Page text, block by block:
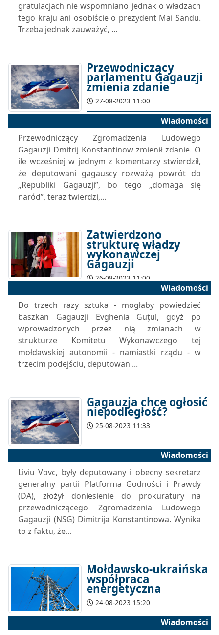
gratulacjach nie wspomniano jednak o władzach
tego kraju ani osobiście o prezydent Mai Sandu.
Trzeba jednak zauważyć, ...
Przewodniczący
parlamentu Gagauzji
zmienia zdanie
27-08-2023 11:00
Wiadomości
Przewodniczący Zgromadzenia Ludowego
Gagauzji Dmitrij Konstantinow zmienił zdanie. O
ile wcześniej w jednym z komentarzy stwierdził,
że deputowani gagauscy rozważą powrót do
„Republiki Gagauzji”, bo tego „domaga się
naród”, teraz twierdzi,...
Zatwierdzono
strukturę władzy
wykonawczej
Gagauzji
26-08-2023 11:00
Wiadomości
Do trzech razy sztuka - mogłaby powiedzieć
baszkan Gagauzji Evghenia Guțul, gdyż po
wprowadzonych przez nią zmianach w
strukturze Komitetu Wykonawczego tej
mołdawskiej autonomii - namiastki rządu - w
trzecim podejściu, deputowani...
Gagauzja chce ogłosić
niepodległość?
25-08-2023 11:33
Wiadomości
Liviu Vovc, były deputowany i obecny sekretarz
generalny partii Platforma Godności i Prawdy
(DA), złożył doniesienie do prokuratury na
przewodniczącego Zgromadzenia Ludowego
Gagauzji (NSG) Dimitrija Konstantinowa. Wynika
to z faktu, że...
Mołdawsko-ukraińska
współpraca
energetyczna
24-08-2023 15:20
Wiadomości